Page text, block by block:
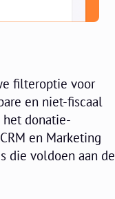
filteroptie voor
en niet-fiscaal
het donatie-
en Marketing
die voldoen aan de